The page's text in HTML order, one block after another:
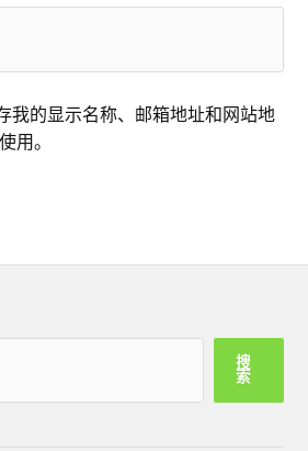
我的显示名称、邮箱地址和网站地
用。
搜
索